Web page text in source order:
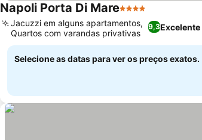
Napoli Porta Di Mare4 Estrelas
9,3Excelente
Jacuzzi em alguns apartamentos,
Quartos com varandas privativas
Selecione as datas para ver os preços exatos.